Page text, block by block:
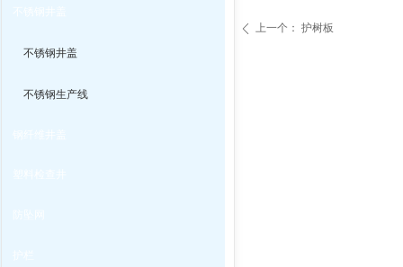
ꄴ 上一个： 护树板
不锈钢井盖
不锈钢生产线